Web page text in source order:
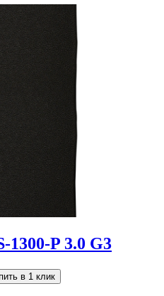
1300-P 3.0 G3
в 1 клик